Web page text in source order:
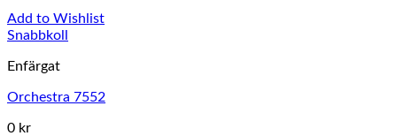
Add to Wishlist
Snabbkoll
Enfärgat
Orchestra 7552
0 kr